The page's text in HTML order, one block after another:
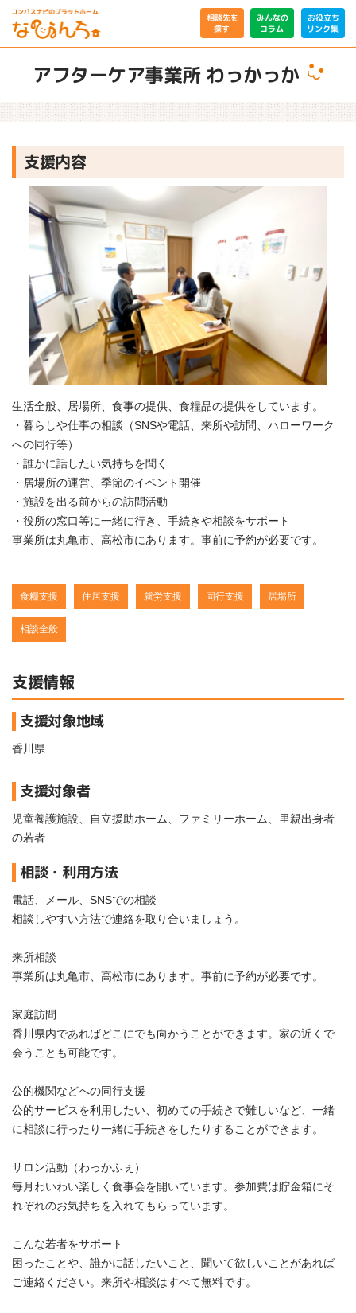
相談先を
探す
みんなの
コラム
お役立ち
リンク集
アフターケア事業所 わっかっか
支援内容
生活全般、居場所、食事の提供、食糧品の提供をしています。
・暮らしや仕事の相談（SNSや電話、来所や訪問、ハローワーク
への同行等）
・誰かに話したい気持ちを聞く
・居場所の運営、季節のイベント開催
・施設を出る前からの訪問活動
・役所の窓口等に一緒に行き、手続きや相談をサポート
事業所は丸亀市、高松市にあります。事前に予約が必要です。
食糧支援 住居支援 就労支援 同行支援 居場所
相談全般
支援情報
支援対象地域
香川県
支援対象者
児童養護施設、自立援助ホーム、ファミリーホーム、里親出身者
の若者
相談・利用方法
電話、メール、SNSでの相談
相談しやすい方法で連絡を取り合いましょう。
来所相談
事業所は丸亀市、高松市にあります。事前に予約が必要です。
家庭訪問
香川県内であればどこにでも向かうことができます。家の近くで
会うことも可能です。
公的機関などへの同行支援
公的サービスを利用したい、初めての手続きで難しいなど、一緒
に相談に行ったり一緒に手続きをしたりすることができます。
サロン活動（わっかふぇ）
毎月わいわい楽しく食事会を開いています。参加費は貯金箱にそ
れぞれのお気持ちを入れてもらっています。
こんな若者をサポート
困ったことや、誰かに話したいこと、聞いて欲しいことがあれば
ご連絡ください。来所や相談はすべて無料です。